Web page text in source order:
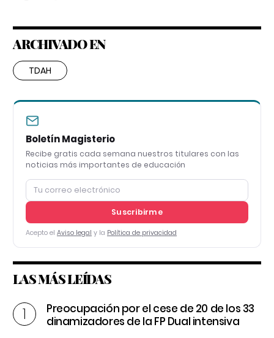
ARCHIVADO EN
TDAH
Boletín Magisterio
Recibe gratis cada semana nuestros titulares con las
noticias más importantes de educación
Suscribirme
Acepto el Aviso legal y la Política de privacidad
LAS MÁS LEÍDAS
Preocupación por el cese de 20 de los 33
dinamizadores de la FP Dual intensiva